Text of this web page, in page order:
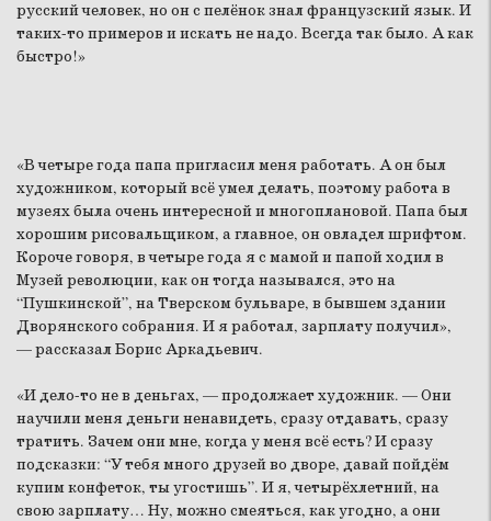
русский человек, но он с пелёнок знал французский язык. И
таких-то примеров и искать не надо. Всегда так было. А как
быстро!»
«В четыре года папа пригласил меня работать. А он был
художником, который всё умел делать, поэтому работа в
музеях была очень интересной и многоплановой. Папа был
хорошим рисовальщиком, а главное, он овладел шрифтом.
Короче говоря, в четыре года я с мамой и папой ходил в
Музей революции, как он тогда назывался, это на
“Пушкинской”, на Тверском бульваре, в бывшем здании
Дворянского собрания. И я работал, зарплату получил»,
— рассказал Борис Аркадьевич.
«И дело-то не в деньгах, — продолжает художник. — Они
научили меня деньги ненавидеть, сразу отдавать, сразу
тратить. Зачем они мне, когда у меня всё есть? И сразу
подсказки: “У тебя много друзей во дворе, давай пойдём
купим конфеток, ты угостишь”. И я, четырёхлетний, на
свою зарплату… Ну, можно смеяться, как угодно, а они